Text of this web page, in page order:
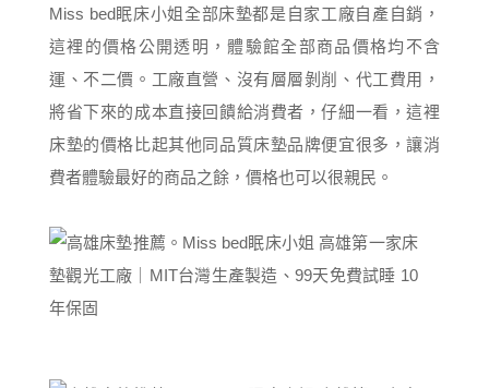
Miss bed眠床小姐全部床墊都是自家工廠自產自銷，
這裡的價格公開透明，體驗館全部商品價格均不含
運、不二價。工廠直營、沒有層層剝削、代工費用，
將省下來的成本直接回饋給消費者，仔細一看，這裡
床墊的價格比起其他同品質床墊品牌便宜很多，讓消
費者體驗最好的商品之餘，價格也可以很親民。